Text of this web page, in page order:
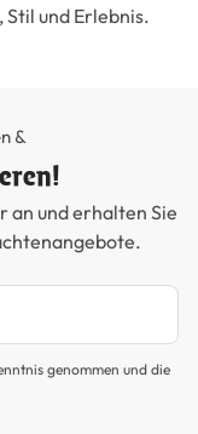
und Erlebnis.
&
an und erhalten Sie
genommen und die